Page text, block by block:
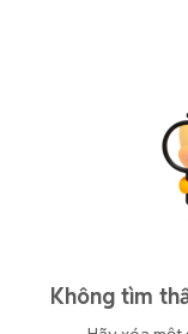
Không tìm